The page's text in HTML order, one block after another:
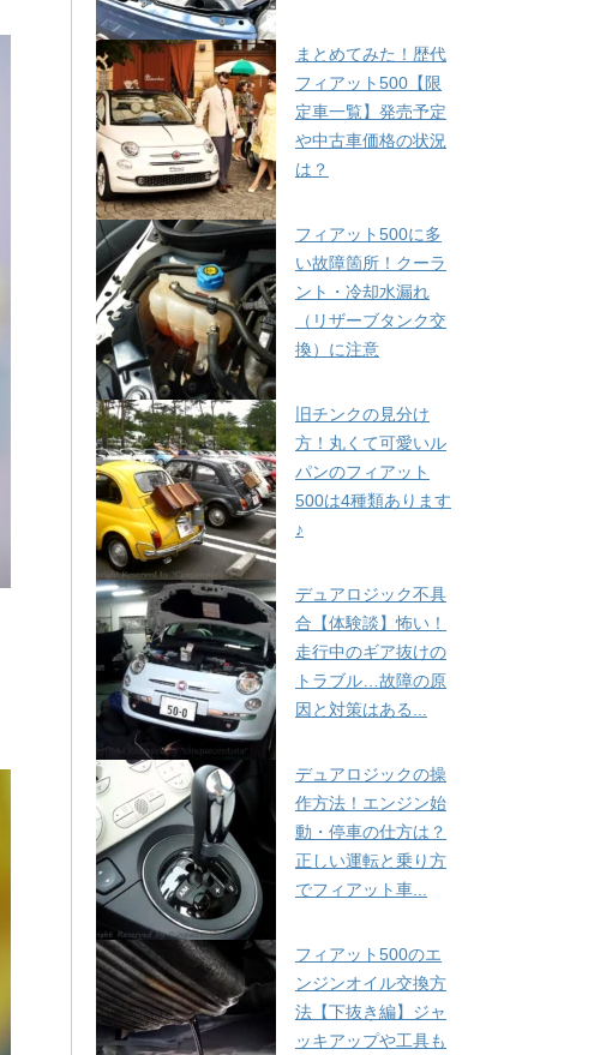
まとめてみた！歴代
フィアット500【限
定車一覧】発売予定
や中古車価格の状況
は？
フィアット500に多
い故障箇所！クーラ
ント・冷却水漏れ
（リザーブタンク交
換）に注意
旧チンクの見分け
方！丸くて可愛いル
パンのフィアット
500は4種類あります
♪
デュアロジック不具
合【体験談】怖い！
走行中のギア抜けの
トラブル…故障の原
因と対策はある...
デュアロジックの操
作方法！エンジン始
動・停車の仕方は？
正しい運転と乗り方
でフィアット車...
フィアット500のエ
ンジンオイル交換方
法【下抜き編】ジャ
ッキアップや工具も